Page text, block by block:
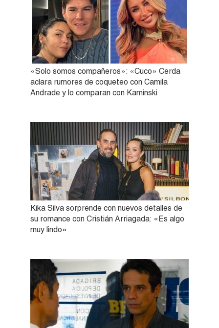
«Solo somos compañeros»: «Cuco» Cerda
aclara rumores de coqueteo con Camila
Andrade y lo comparan con Kaminski
Kika Silva sorprende con nuevos detalles de
su romance con Cristián Arriagada: «Es algo
muy lindo»